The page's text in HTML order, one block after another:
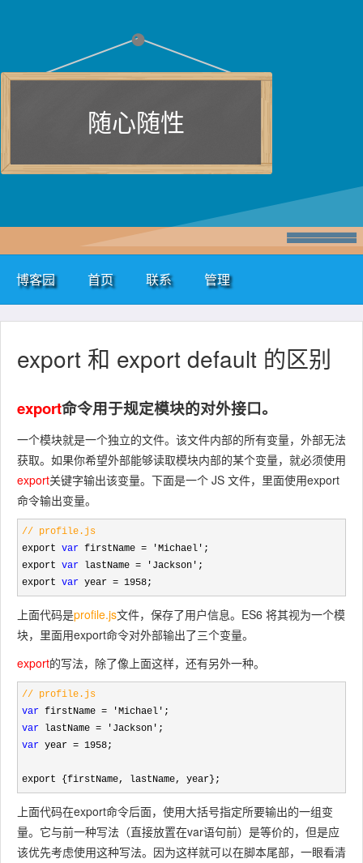
随心随性
博客园 首页 联系 管理
export 和 export default 的区别
export命令用于规定模块的对外接口。
一个模块就是一个独立的文件。该文件内部的所有变量，外部无法
获取。如果你希望外部能够读取模块内部的某个变量，就必须使用
export关键字输出该变量。下面是一个 JS 文件，里面使用export
命令输出变量。
// profile.js
export var firstName = 'Michael' ;
export var lastName = 'Jackson' ;
export var year = 1958;
上面代码是profile.js文件，保存了用户信息。ES6 将其视为一个模
块，里面用export命令对外部输出了三个变量。
export的写法，除了像上面这样，还有另外一种。
// profile.js
var firstName = 'Michael'
var lastName = 'Jackson'
var year = 1958;
export {firstName, lastName, year};
上面代码在export命令后面，使用大括号指定所要输出的一组变
量。它与前一种写法（直接放置在var语句前）是等价的，但是应
该优先考虑使用这种写法。因为这样就可以在脚本尾部，一眼看清